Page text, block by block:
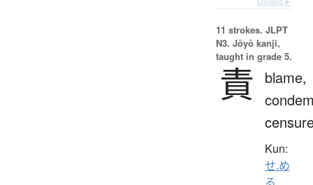
11 strokes. JLPT
N3. Jōyō kanji,
taught in grade 5.
責
blame,
Kun:
せ.め